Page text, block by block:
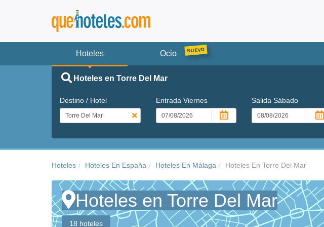
Hoteles Ocio
Hoteles en Torre Del Mar
Destino / Hotel Entrada Viernes SalidaSábado
Hoteles Hoteles En España Hoteles En Málaga Hoteles En Torre Del Mar
Hoteles en Torre Del Mar
18 hoteles